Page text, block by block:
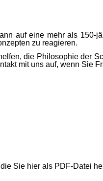
auf eine mehr als 150-
zu reagieren.
die Philosophie der
mit uns auf, wenn Sie
Sie hier als PDF-Datei